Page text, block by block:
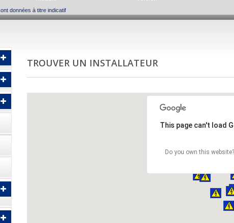
données à titre indicatif
TROUVER UN INSTALLATEUR
This page can't load
Do you own this website?